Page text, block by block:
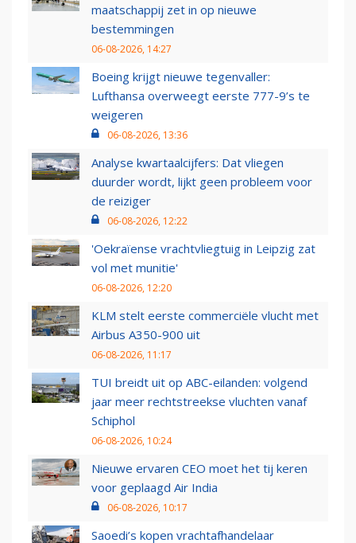
maatschappij zet in op nieuwe
bestemmingen
06-08-2026, 14:27
Boeing krijgt nieuwe tegenvaller:
Lufthansa overweegt eerste 777-9’s te
weigeren
06-08-2026, 13:36
Analyse kwartaalcijfers: Dat vliegen
duurder wordt, lijkt geen probleem voor
de reiziger
06-08-2026, 12:22
'Oekraïense vrachtvliegtuig in Leipzig zat
vol met munitie'
06-08-2026, 12:20
KLM stelt eerste commerciële vlucht met
Airbus A350-900 uit
06-08-2026, 11:17
TUI breidt uit op ABC-eilanden: volgend
jaar meer rechtstreekse vluchten vanaf
Schiphol
06-08-2026, 10:24
Nieuwe ervaren CEO moet het tij keren
voor geplaagd Air India
06-08-2026, 10:17
Saoedi’s kopen vrachtafhandelaar